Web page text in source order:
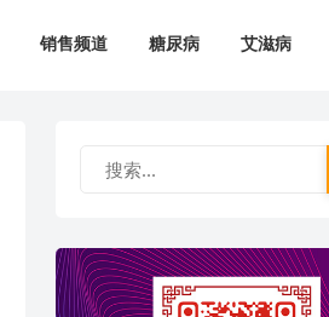
销售频道 糖尿病 艾滋病